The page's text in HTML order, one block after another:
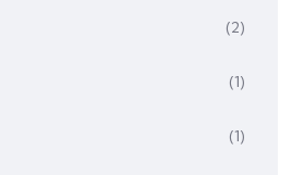
(2)
(1)
(1)